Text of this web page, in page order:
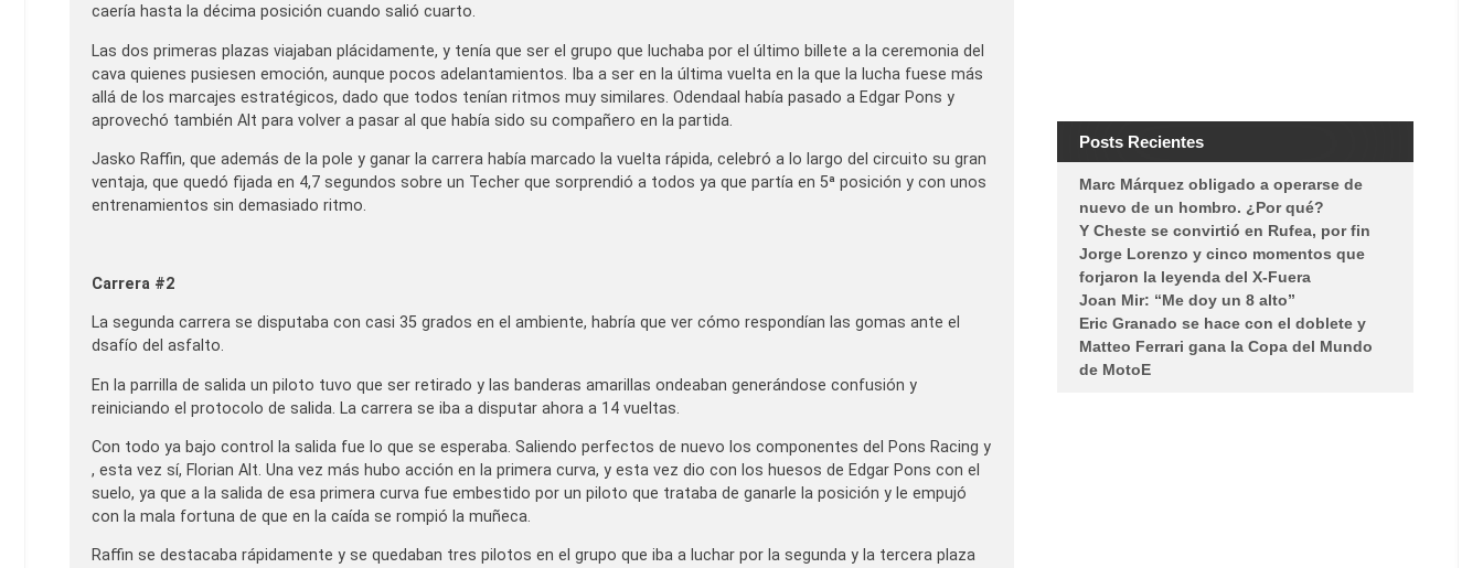
caería hasta la décima posición cuando salió cuarto.
Las dos primeras plazas viajaban plácidamente, y tenía que ser el grupo que luchaba por el último billete a la ceremonia del
cava quienes pusiesen emoción, aunque pocos adelantamientos. Iba a ser en la última vuelta en la que la lucha fuese más
allá de los marcajes estratégicos, dado que todos tenían ritmos muy similares. Odendaal había pasado a Edgar Pons y
aprovechó también Alt para volver a pasar al que había sido su compañero en la partida.
Jasko Raffin, que además de la pole y ganar la carrera había marcado la vuelta rápida, celebró a lo largo del circuito su gran
ventaja, que quedó fijada en 4,7 segundos sobre un Techer que sorprendió a todos ya que partía en 5ª posición y con unos
entrenamientos sin demasiado ritmo.
Carrera #2
La segunda carrera se disputaba con casi 35 grados en el ambiente, habría que ver cómo respondían las gomas ante el
dsafío del asfalto.
En la parrilla de salida un piloto tuvo que ser retirado y las banderas amarillas ondeaban generándose confusión y
reiniciando el protocolo de salida. La carrera se iba a disputar ahora a 14 vueltas.
Con todo ya bajo control la salida fue lo que se esperaba. Saliendo perfectos de nuevo los componentes del Pons Racing y
, esta vez sí, Florian Alt. Una vez más hubo acción en la primera curva, y esta vez dio con los huesos de Edgar Pons con el
suelo, ya que a la salida de esa primera curva fue embestido por un piloto que trataba de ganarle la posición y le empujó
con la mala fortuna de que en la caída se rompió la muñeca.
Raffin se destacaba rápidamente y se quedaban tres pilotos en el grupo que iba a luchar por la segunda y la tercera plaza
Posts Recientes
Marc Márquez obligado a operarse de
nuevo de un hombro. ¿Por qué?
Y Cheste se convirtió en Rufea, por fin
Jorge Lorenzo y cinco momentos que
forjaron la leyenda del X-Fuera
Joan Mir: “Me doy un 8 alto”
Eric Granado se hace con el doblete y
Matteo Ferrari gana la Copa del Mundo
de MotoE